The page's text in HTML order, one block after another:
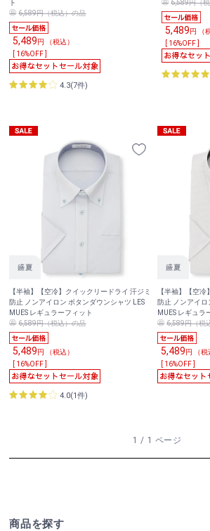
ト
6,589円（税込）の品
5,489円 （税込）
[ 16%OFF ]
4.3(7件)
6,589円（
5,489円 （
[ 16%OFF ]
【半袖】【空冷】クイックリードライ 汗ジミ
防止 ノンアイロン ボタンダウンシャツ LES
MUES レギュラーフィット
6,589円（税込）の品
5,489円 （税込）
[ 16%OFF ]
4.0(1件)
【半袖】【空
防止 ノンアイロ
MUES レギュラ
6,589円（税
5,489円 （税
[ 16%OFF ]
1 / 1 ページ
商品を探す